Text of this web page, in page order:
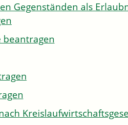
Gegenständen als
beantragen